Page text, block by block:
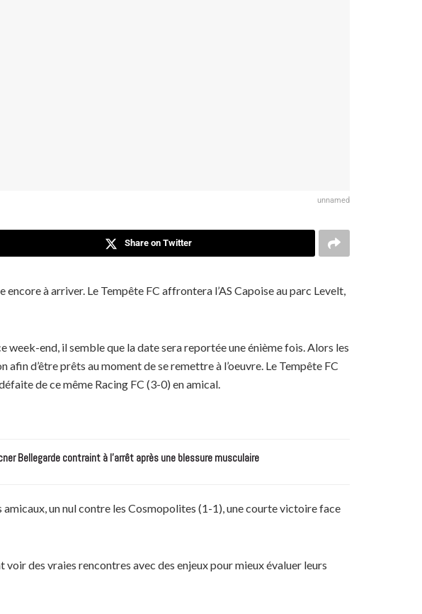
unnamed
Share on Twitter
à arriver. Le Tempête FC affrontera l’AS Capoise au parc Levelt,
end, il semble que la date sera reportée une énième fois. Alors les
d’être prêts au moment de se remettre à l’oeuvre. Le Tempête FC
de ce même Racing FC (3-0) en amical.
Bellegarde contraint à l’arrêt après une blessure musculaire
un nul contre les Cosmopolites (1-1), une courte victoire face
des vraies rencontres avec des enjeux pour mieux évaluer leurs